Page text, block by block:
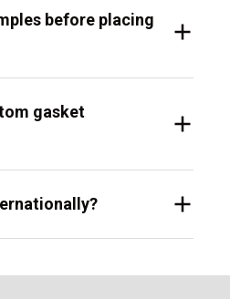
before placing
gasket